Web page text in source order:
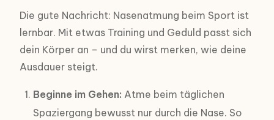
Die gute Nachricht: Nasenatmung beim Sport ist
lernbar. Mit etwas Training und Geduld passt sich
dein Körper an – und du wirst merken, wie deine
Ausdauer steigt.
Beginne im Gehen: Atme beim täglichen
Spaziergang bewusst nur durch die Nase. So